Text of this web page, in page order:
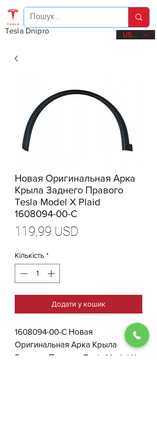
Tesla Dnipro USD ($)
Новая Оригинальная Арка
Крыла Заднего Правого
Tesla Model X Plaid
1608094-00-C
119,99 USD
Кількість *
Додати у кошик
1608094-00-C Новая
Оригинальная Арка Крыла
Заднего Правого Tesla Model X